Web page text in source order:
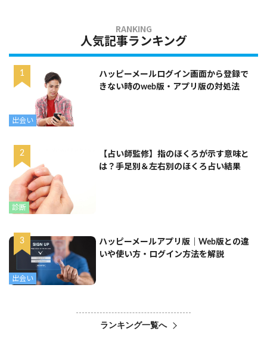
人気記事ランキング
出会い
ハッピーメールログイン画面から登録で
きない時のweb版・アプリ版の対処法
診断
【占い師監修】指のほくろが示す意味と
は？手足別＆左右別のほくろ占い結果
出会い
ハッピーメールアプリ版｜Web版との違
いや使い方・ログイン方法を解説
ランキング一覧へ